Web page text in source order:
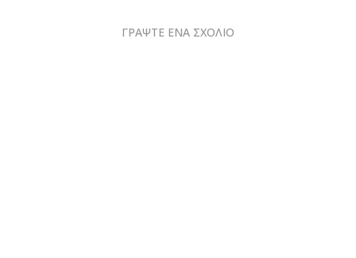
ΓΡΑΨΤΕ ΕΝΑ ΣΧΟΛΙΟ